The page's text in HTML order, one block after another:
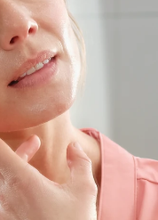
我的设备
我的订单
我的订阅
Español
Português
Русский
繁體中文